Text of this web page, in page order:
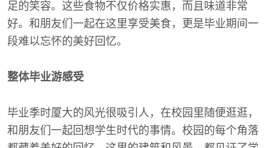
足的笑容。这些食物不仅价格实惠，而且味道非常
好。和朋友们一起在这里享受美食，更是毕业期间一
段难以忘怀的美好回忆。
整体毕业游感受
毕业季时厦大的风光很吸引人，在校园里随便逛逛，
和朋友们一起回想学生时代的事情。校园的每个角落